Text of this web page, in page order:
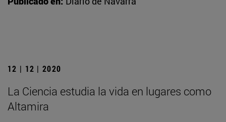
12 | 12 | 2020
La Ciencia estudia la vida en lugares como
Altamira